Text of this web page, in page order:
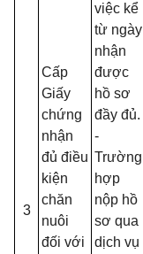
3
Cấp
Giấy
chứng
nhận
đủ điều
kiện
chăn
nuôi
đối với
việc kể
từ ngày
nhận
được
hồ sơ
đầy đủ.
-
Trường
hợp
nộp hồ
sơ qua
dịch vụ